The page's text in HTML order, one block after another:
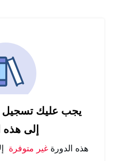
يجب عليك تسجيل
إلى هذه
هذه الدورةغير متوفرة